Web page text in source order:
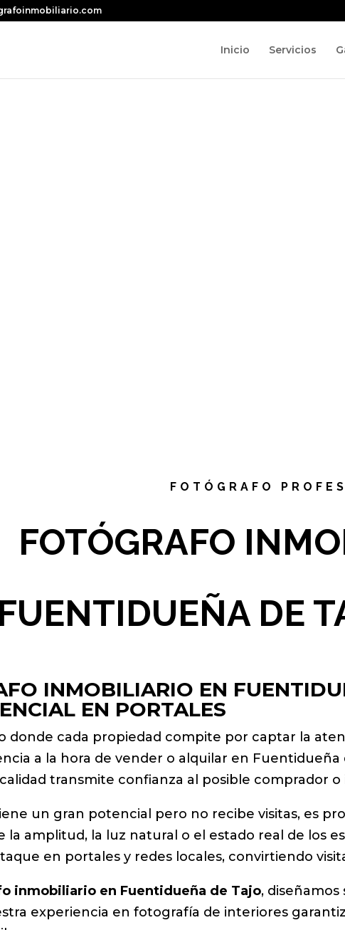
Inicio Servicios
FOTÓGRAFO
FOTÓGRAFO
FUENTIDUEÑA DE
INMOBILIARIO EN
EN PORTALES
donde cada propiedad compite por captar la
a la hora de vender o alquilar en
transmite confianza al posible comprador
un gran potencial pero no recibe visitas, es
amplitud, la luz natural o el estado real de los
en portales y redes locales, convirtiendo
inmobiliario en Fuentidueña de Tajo,
experiencia en fotografía de interiores